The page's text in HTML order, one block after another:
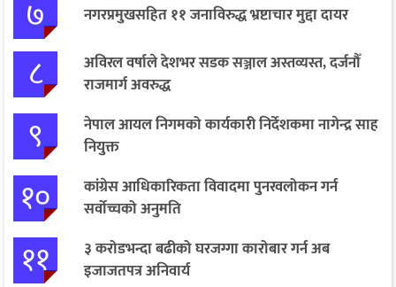
७ नगरप्रमुखसहित ११ जनाविरुद्ध भ्रष्टाचार मुद्दा दायर
८
अविरल वर्षाले देशभर सडक सञ्जाल अस्तव्यस्त, दर्जनौँ
राजमार्ग अवरुद्ध
९
नेपाल आयल निगमको कार्यकारी निर्देशकमा नागेन्द्र साह
नियुक्त
१०
कांग्रेस आधिकारिकता विवादमा पुनरवलोकन गर्न
सर्वोच्चको अनुमति
११
३ करोडभन्दा बढीको घरजग्गा कारोबार गर्न अब
इजाजतपत्र अनिवार्य